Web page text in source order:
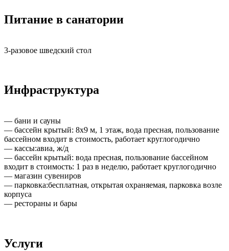
Питание в санатории
3-разовое шведский стол
Инфраструктура
— бани и сауны
— бассейн крытый: 8х9 м, 1 этаж, вода пресная, пользование
бассейном входит в стоимость, работает круглогодично
— кассы:авиа, ж/д
— бассейн крытый: вода пресная, пользование бассейном
входит в стоимость: 1 раз в неделю, работает круглогодично
— магазин сувениров
— парковка:бесплатная, открытая охраняемая, парковка возле
корпуса
— рестораны и бары
Услуги